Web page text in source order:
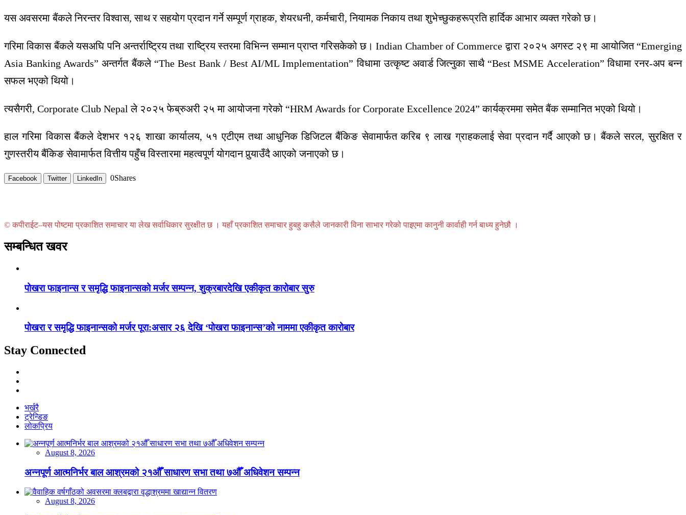
यस अवसरमा बैंकले निरन्तर विश्वास, साथ र सहयोग प्रदान गर्ने सम्पूर्ण ग्राहक, शेयरधनी, कर्मचारी, नियामक निकाय तथा शुभेच्छुकहरूप्रति हार्दिक आभार व्यक्त गरेको छ।
गरिमा विकास बैंकले यसअघि पनि अन्तर्राष्ट्रिय तथा राष्ट्रिय स्तरमा विभिन्न सम्मान प्राप्त गरिसकेको छ।Indian Chamber of Commerce द्वारा २०२५ अगस्ट २९ मा आयोजित “Emerging
Asia Banking Awards” अन्तर्गत बैंकले “The Best Bank / Best AI/ML Implementation” विधामा उत्कृष्ट अवार्ड जित्नुका साथै “Best MSME Acceleration” विधामा रनर-अप बन्न
सफल भएको थियो।
त्यसैगरी, Corporate Club Nepal ले २०२५ फेब्रुअरी २५ मा आयोजना गरेको “HRM Awards for Corporate Excellence 2024” कार्यक्रममा समेत बैंक सम्मानित भएको थियो।
हाल गरिमा विकास बैंकले देशभर १२६ शाखा कार्यालय, ५१ एटीएम तथा आधुनिक डिजिटल बैंकिङ सेवामार्फत करिब ९ लाख ग्राहकलाई सेवा प्रदान गर्दै आएको छ। बैंकले सरल, सुरक्षित र
गुणस्तरीय बैंकिङ सेवामार्फत वित्तीय पहुँच विस्तारमा महत्वपूर्ण योगदान पुर्‍याउँदै आएको जनाएको छ।
Facebook Twitter LinkedIn 0Shares
© कपीराईट–यस पोष्टमा प्रकाशित समाचार या लेख सर्वाधिकार सुरक्षीत छ । यहाँ प्रकाशित समाचार हुबहु कसैले जानकारी विना साभार गरेको पाइएमा कानुनी कार्वाही गर्न बाध्य हुनेछौ ।
सम्बन्धित खवर
पोखरा फाइनान्स र समृद्धि फाइनान्सको मर्जर सम्पन्न, शुक्रबारदेखि एकीकृत कारोबार सुरु
पोखरा र समृद्धि फाइनान्सको मर्जर पूरा:असार २६ देखि ‘पोखरा फाइनान्स’को नाममा एकीकृत कारोबार
Stay Connected
भर्खरै
ट्रेन्डिङ
लोकप्रिय
August 8, 2026
अन्नपूर्ण आत्मनिर्भर बाल आश्रमको २१औँ साधारण सभा तथा ७औँ अधिवेशन सम्पन्न
August 8, 2026